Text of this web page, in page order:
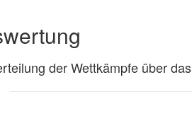
der Wettkämpfe über